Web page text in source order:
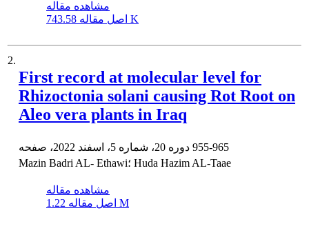
مشاهده مقاله
اصل مقاله 743.58 K
2.
First record at molecular level for
Rhizoctonia solani causing Rot Root on
Aleo vera plants in Iraq
955-965
Mazin Badri AL- Ethawi؛ Huda Hazim AL-Taae
مشاهده مقاله
اصل مقاله 1.22 M